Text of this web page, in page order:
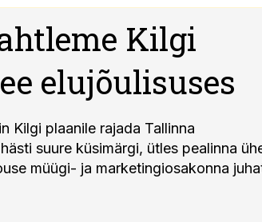
Kilgi
elujõulisuses
Kilgi plaanile rajada Tallinna
suure küsimärgi, ütles pealinna
müügi- ja marketingiosakonna